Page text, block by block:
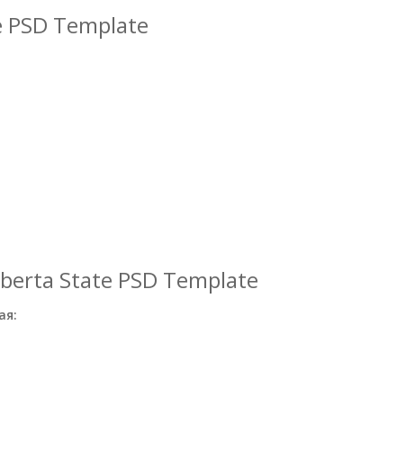
Template
State PSD Template